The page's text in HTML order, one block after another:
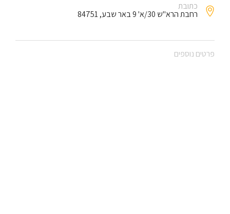
כתובת
רחבת הרא"ש 30/א' 9 באר שבע, 84751
פרטים נוספים